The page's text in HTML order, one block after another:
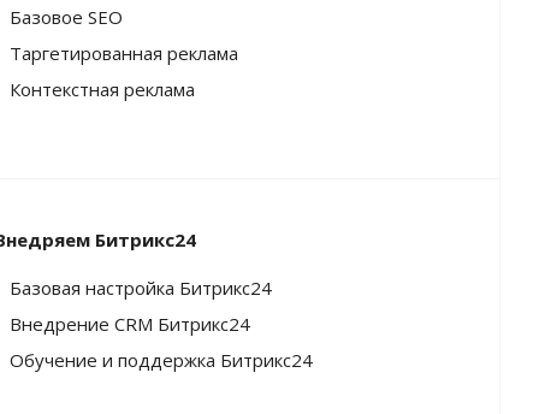
Базовое SEO
Таргетированная реклама
Контекстная реклама
Битрикс24
Базовая настройка Битрикс24
Внедрение CRM Битрикс24
Обучение и поддержка Битрикс24